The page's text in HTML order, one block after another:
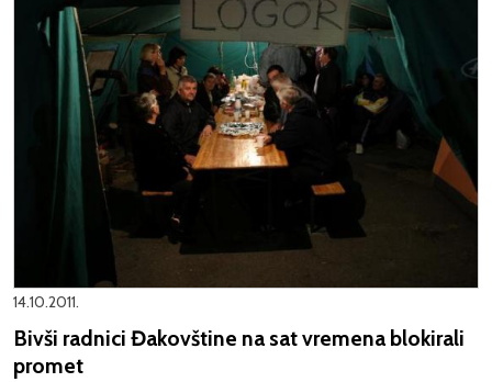
14.10.2011.
Bivši radnici Đakovštine na sat vremena blokirali
promet